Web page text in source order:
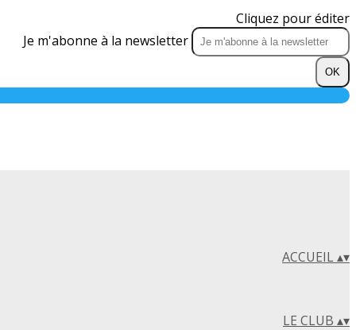
Cliquez pour éditer
Je m'abonne à la newsletter
OK
ACCUEIL ▴▾
LE CLUB ▴▾